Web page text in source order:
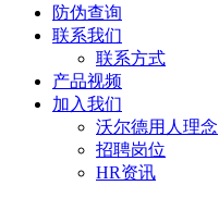
防伪查询
联系我们
联系方式
产品视频
加入我们
沃尔德用人理念
招聘岗位
HR资讯